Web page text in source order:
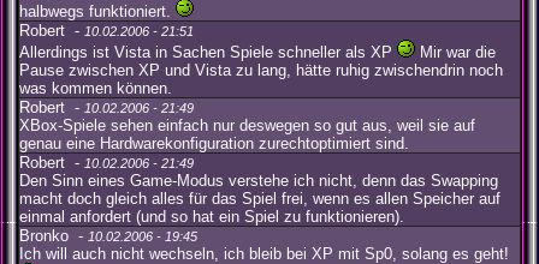
halbwegs funktioniert.
Robert - 10.02.2006 - 21:51
Allerdings ist Vista in Sachen Spiele schneller als XP
Mir war die
Pause zwischen XP und Vista zu lang, hätte ruhig zwischendrin noch
was kommen können.
Robert - 10.02.2006 - 21:49
XBox-Spiele sehen einfach nur deswegen so gut aus, weil sie auf
genau eine Hardwarekonfiguration zurechtoptimiert sind.
Robert - 10.02.2006 - 21:49
Den Sinn eines Game-Modus verstehe ich nicht, denn das Swapping
macht doch gleich alles für das Spiel frei, wenn es allen Speicher auf
einmal anfordert (und so hat ein Spiel zu funktionieren).
Bronko - 10.02.2006 - 19:45
Ich will auch nicht wechseln, ich bleib bei XP mit Sp0, solang es geht!